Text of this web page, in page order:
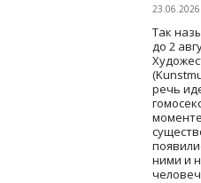
23.06.2026
Так
до 2
речь
ними и